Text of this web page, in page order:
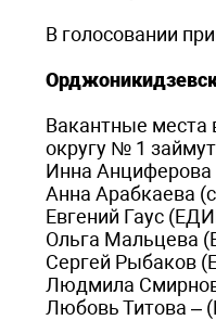
В голосовании
Вакантные места
округу № 1
Инна Анциферова
Анна Арабкаева
Евгений Гаус
Ольга Мальцева
Сергей Рыбаков
Людмила
Любовь Титова –